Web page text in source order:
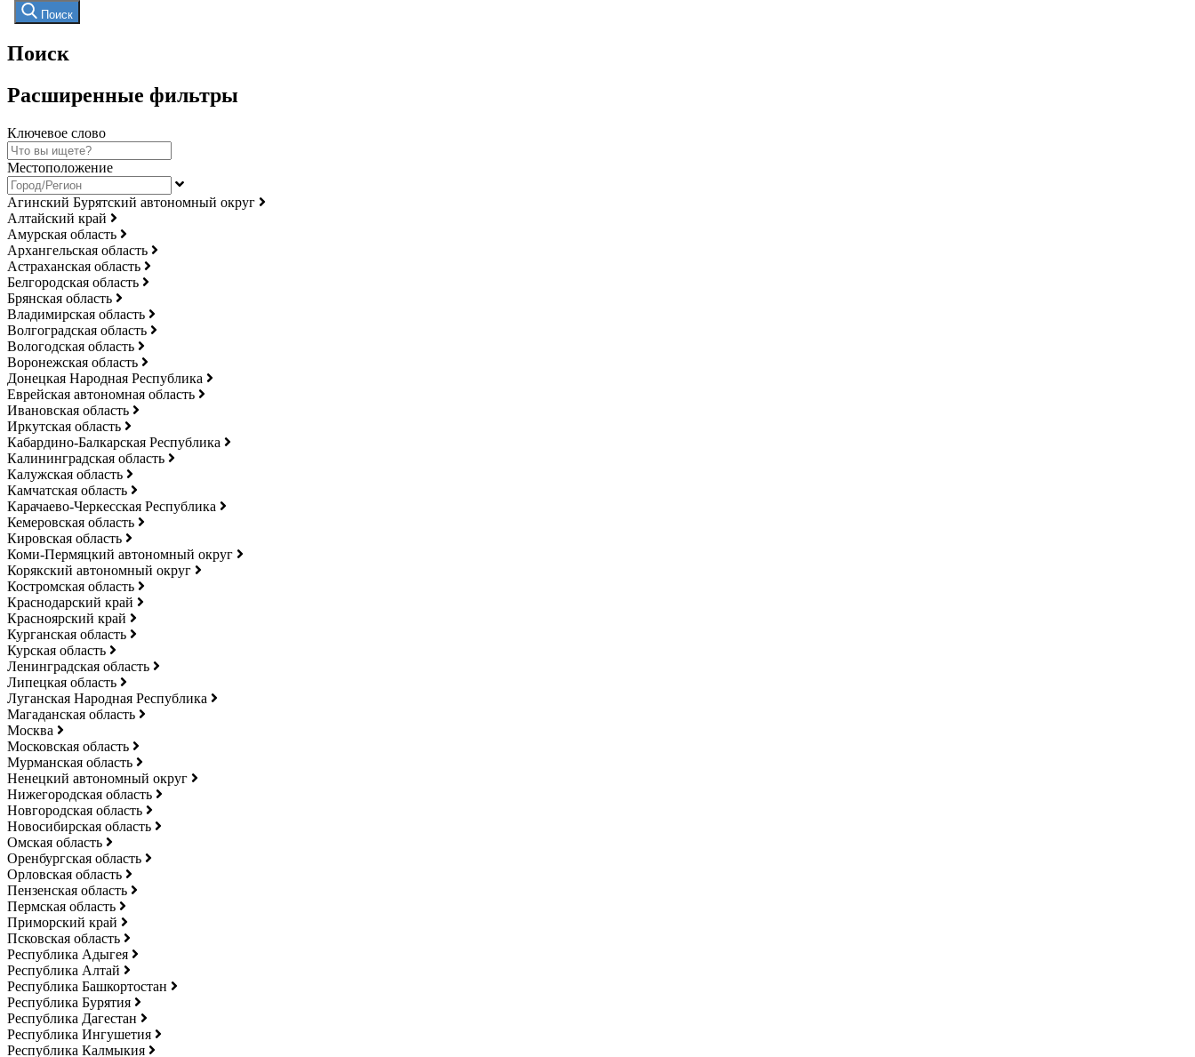
Поиск
Поиск
Расширенные фильтры
Ключевое слово
Местоположение
Агинский Бурятский автономный округ
Алтайский край
Амурская область
Архангельская область
Астраханская область
Белгородская область
Брянская область
Владимирская область
Волгоградская область
Вологодская область
Воронежская область
Донецкая Народная Республика
Еврейская автономная область
Ивановская область
Иркутская область
Кабардино-Балкарская Республика
Калининградская область
Калужская область
Камчатская область
Карачаево-Черкесская Республика
Кемеровская область
Кировская область
Коми-Пермяцкий автономный округ
Корякский автономный округ
Костромская область
Краснодарский край
Красноярский край
Курганская область
Курская область
Ленинградская область
Липецкая область
Луганская Народная Республика
Магаданская область
Москва
Московская область
Мурманская область
Ненецкий автономный округ
Нижегородская область
Новгородская область
Новосибирская область
Омская область
Оренбургская область
Орловская область
Пензенская область
Пермская область
Приморский край
Псковская область
Республика Адыгея
Республика Алтай
Республика Башкортостан
Республика Бурятия
Республика Дагестан
Республика Ингушетия
Республика Калмыкия